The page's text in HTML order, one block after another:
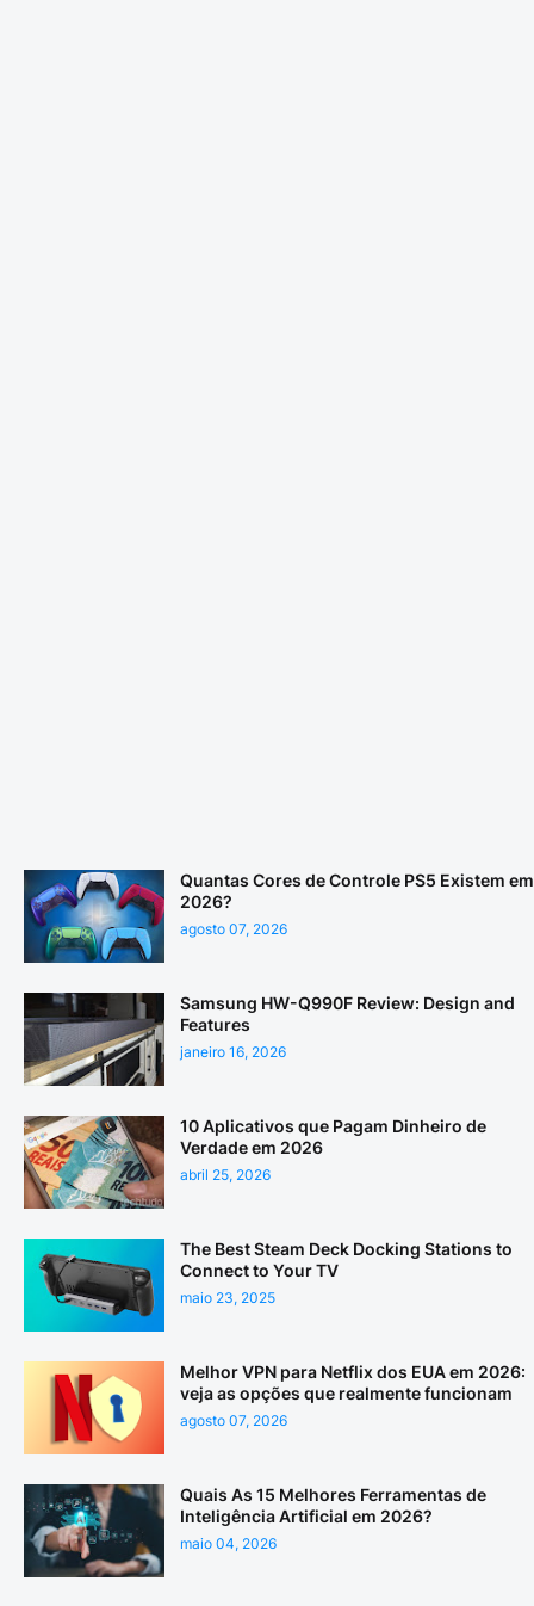
Quantas Cores de Controle PS5 Existem em
2026?
agosto 07, 2026
Samsung HW-Q990F Review: Design and
Features
janeiro 16, 2026
10 Aplicativos que Pagam Dinheiro de
Verdade em 2026
abril 25, 2026
The Best Steam Deck Docking Stations to
Connect to Your TV
maio 23, 2025
Melhor VPN para Netflix dos EUA em 2026:
veja as opções que realmente funcionam
agosto 07, 2026
Quais As 15 Melhores Ferramentas de
Inteligência Artificial em 2026?
maio 04, 2026